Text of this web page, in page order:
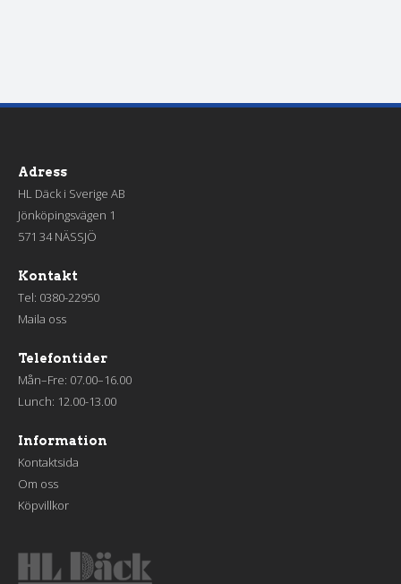
Adress
HL Däck i Sverige AB
Jönköpingsvägen 1
571 34 NÄSSJÖ
Kontakt
Tel: 0380-22950
Maila oss
Telefontider
Mån–Fre: 07.00–16.00
Lunch: 12.00-13.00
Information
Kontaktsida
Om oss
Köpvillkor